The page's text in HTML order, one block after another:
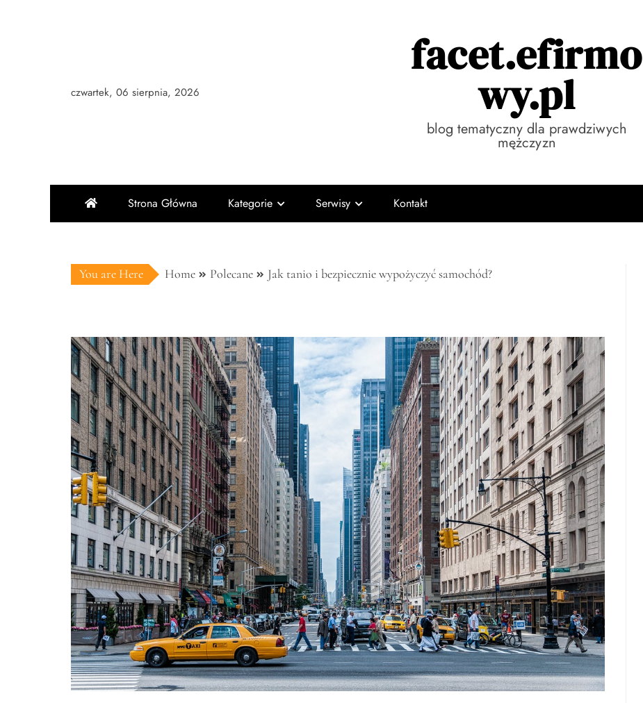
czwartek, 06 sierpnia, 2026
facet.efirmo
wy.pl
blog tematyczny dla prawdziwych
mężczyzn
Strona Główna Kategorie Serwisy Kontakt
You are Here Home Polecane Jak tanio i bezpiecznie wypożyczyć samochód?